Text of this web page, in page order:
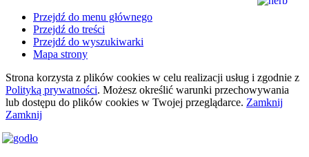
Przejdź do menu głównego
Przejdź do treści
Przejdź do wyszukiwarki
Mapa strony
Strona korzysta z plików cookies w celu realizacji usług i zgodnie z
Polityką prywatności. Możesz określić warunki przechowywania
lub dostępu do plików cookies w Twojej przeglądarce. Zamknij
Zamknij